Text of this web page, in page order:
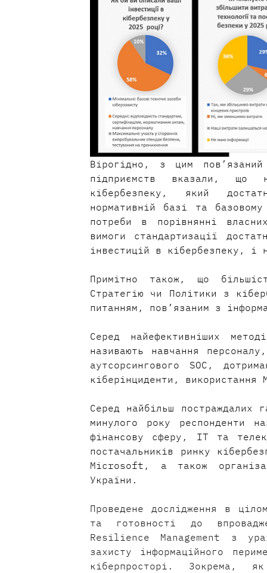
Вірогідно, з цим
підприємств вказали, що
кібербезпеку, який
нормативній базі та
потреби в порівнянні
вимоги стандартизації
інвестицій в кібербезпеку, і
Примітно також, що
Стратегію чи Політики з
питанням, пов’язаним з
Серед найефективніших
називають навчання
аутсорсингового SOC,
кіберінциденти, використання
Серед найбільш постраждалих
минулого року респонденти
фінансову сферу, ІТ та
постачальників ринку
Microsoft, а також
України.
Проведене дослідження в
та готовності до
Resilience Management з
захисту інформаційного
кіберпросторі. Зокрема,